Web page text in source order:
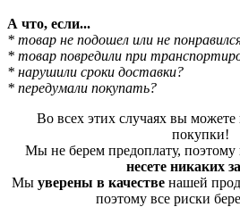
А что, если...
* товар не подошел или не
* товар повредили при
* нарушили сроки доставки?
* передумали покупать?
Во всех этих случаях вы можете
покупки!
Мы не берем предоплату, поэтому
несете никаких
Мы уверены в качестве нашей
поэтому все риски